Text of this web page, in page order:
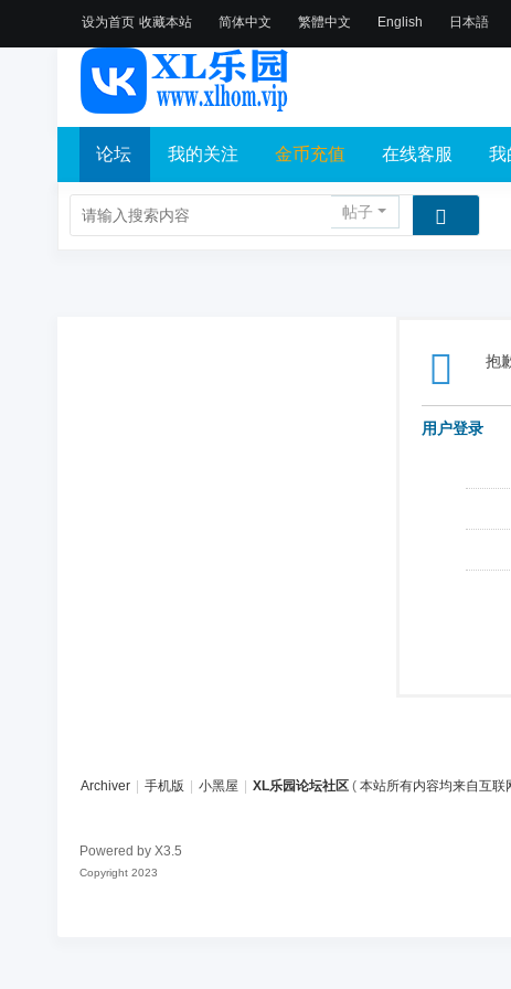
设为首页 收藏本站 简体中文 繁體中文 English 日本語
论坛 我的关注 金币充值 在线客服 我
帖子
抱
用户登录
Archiver 手机版 小黑屋 XL乐园论坛社区 ( 本站所有内容均来自互
Powered by X3.5
Copyright 2023